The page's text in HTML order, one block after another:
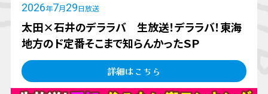
2026年7月 29日放送
太田×石井のデララバ 生放送！デララバ！東海
地方のド定番そこまで知らんかったＳＰ
詳細はこちら